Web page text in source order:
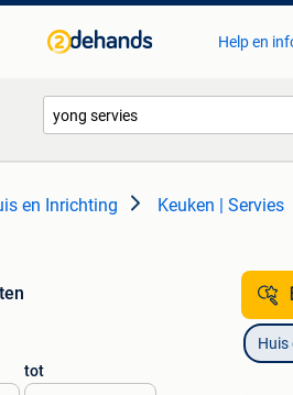
Help en
en Inrichting Keuken | Servies
tot
Huis